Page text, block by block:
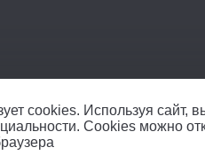
cookies. Используя сайт,
. Cookies можно